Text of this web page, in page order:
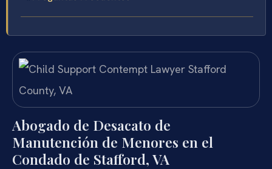
Abogado de Desacato de
Manutención de Menores en el
Condado de Stafford, VA